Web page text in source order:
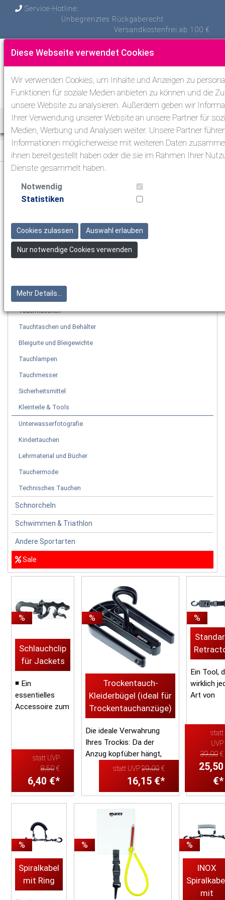
Service-Hotline:
Unbegrenztes Rückgaberecht
Versandkostenfrei ab 100 €
Toggle
Tauchen Kleinteile & Tools
Atemregler zum Tauchen
Neoprenanzüge
Neoprenzubehör
Tarierjackets
Tauchflaschen
Tauchtaschen und Behälter
Bleigurte und Bleigewichte
Tauchlampen
Tauchmesser
Sicherheitsmittel
Kleinteile & Tools
Unterwasserfotografie
Kindertauchen
Lehrmaterial und Bücher
Tauchermode
Technisches Tauchen
Schnorcheln
Schwimmen & Triathlon
Andere Sportarten
Sale
%
Schlauchclip
für Jackets
◾ Ein
essentielles
Accessoire zum
herabhängenden
Instrumenten,
Konsolen oder ...
statt UVP
8,50 €
6,40 €*
%
Trockentauch-
Kleiderbügel (ideal für
Trockentauchanzüge)
Die ideale Verwahrung
Ihres Trockis: Da der
Anzug kopfüber hängt,
trocknet er schneller und
wird bei der Lager...
statt UVP29,00 €
16,15 €*
%
Ein Tool,
wirklich
Art von
Stahlkabel
fixiert
Durch
Heavy-
statt
UVP
39,00 €
25,50
€*
%
Spiralkabel
mit Ring
% %
INOX
mit
Diese Webseite verwendet Cookies
Wir verwenden Cookies, um Inhalte und Anzeigen zu
Funktionen für soziale Medien anbieten zu können und die
unsere Website zu analysieren. Außerdem geben wir
Ihrer Verwendung unserer Website an unsere Partner für
Medien, Werbung und Analysen weiter. Unsere Partner
Informationen möglicherweise mit weiteren Daten
ihnen bereitgestellt haben oder die sie im Rahmen Ihrer
Dienste gesammelt haben.
Notwendig
Statistiken
Cookies zulassen Auswahl erlauben
Nur notwendige Cookies verwenden
Mehr Details...